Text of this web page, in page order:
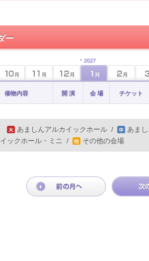
ー
2027
催物内容 開 演 会 場 チケット
あましんアルカイックホール /
あま
ックホール・ミニ / その他の会場